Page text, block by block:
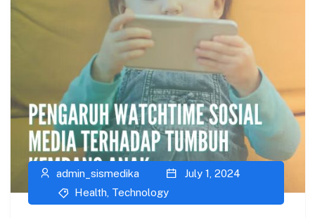
admin_sismedika
July 1, 2024
Health Technology